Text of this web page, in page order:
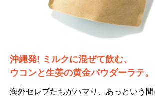
沖縄発! ミルクに混ぜて飲む、
ウコンと生姜の黄金パウダーラテ。
海外セレブたちがハマり、あっという間